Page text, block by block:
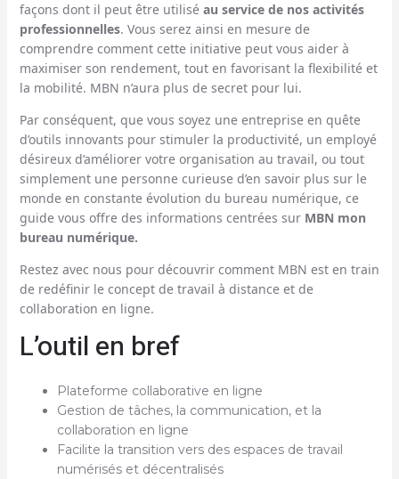
façons dont il peut être utiliséau service de nos activités
professionnelles. Vous serez ainsi en mesure de
comprendre comment cette initiative peut vous aider à
maximiser son rendement, tout en favorisant la flexibilité et
la mobilité. MBN n’aura plus de secret pour lui.
Par conséquent, que vous soyez une entreprise en quête
d’outils innovants pour stimuler la productivité, un employé
désireux d’améliorer votre organisation au travail, ou tout
simplement une personne curieuse d’en savoir plus sur le
monde en constante évolution du bureau numérique, ce
guide vous offre des informations centrées sur MBN mon
bureau numérique.
Restez avec nous pour découvrir comment MBN est en train
de redéfinir le concept de travail à distance et de
collaboration en ligne.
L’outil en bref
Plateforme collaborative en ligne
Gestion de tâches, la communication, et la
collaboration en ligne
Facilite la transition vers des espaces de travail
numérisés et décentralisés